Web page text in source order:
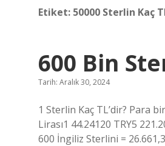
Etiket: 50000 Sterlin Kaç
600 Bin
Tarih: Aralık 30, 2024
1 Sterlin Kaç TL’dir? Para
Lirası1 44.24120 TRY5
600 İngiliz Sterlini =